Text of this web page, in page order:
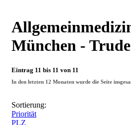
München -
Eintrag 11 bis 11 von 11
In den letzten 12 Monaten wurde die Seite
Sortierung:
Priorität
PLZ